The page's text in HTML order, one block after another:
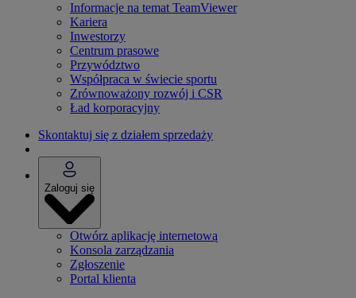
Informacje na temat TeamViewer
Kariera
Inwestorzy
Centrum prasowe
Przywództwo
Współpraca w świecie sportu
Zrównoważony rozwój i CSR
Ład korporacyjny
Skontaktuj się z działem sprzedaży
Zaloguj się
Otwórz aplikację internetową
Konsola zarządzania
Zgłoszenie
Portal klienta